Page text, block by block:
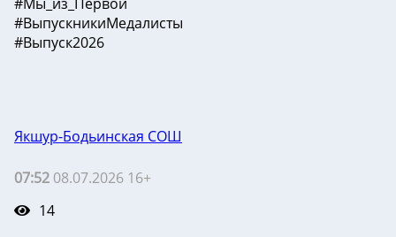
#ВыпускникиМедалисты
#Выпуск2026
Якшур-Бодьинская СОШ
07:52 08.07.2026 16+
14